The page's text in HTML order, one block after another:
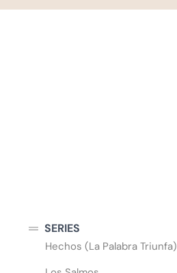
SERIES
Hechos (La Palabra Triunfa)